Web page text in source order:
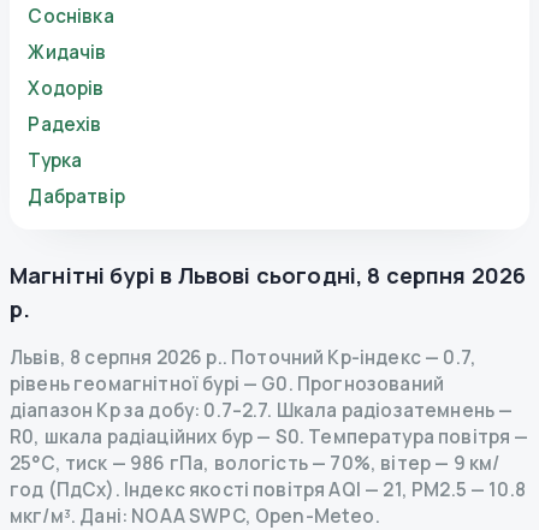
Соснівка
Жидачів
Ходорів
Радехів
Турка
Дабратвір
Магнітні бурі в Львові сьогодні, 8 серпня 2026
р.
Львів, 8 серпня 2026 р.. Поточний Kp-індекс— 0.7,
рівень геомагнітної бурі — G0. Прогнозований
діапазон Kp за добу: 0.7–2.7. Шкала радіозатемнень—
R0, шкала радіаційних бур— S0. Температура повітря —
25°C, тиск — 986 гПа, вологість — 70%, вітер — 9 км/
год (ПдСх). Індекс якості повітря AQI — 21, PM2.5 — 10.8
мкг/м³. Дані: NOAA SWPC, Open-Meteo.